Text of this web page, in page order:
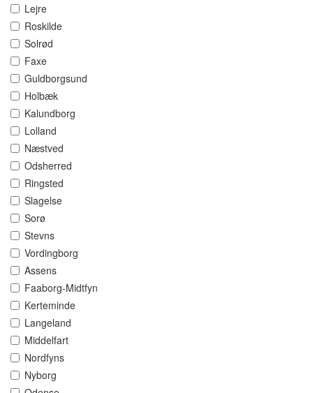
Lejre
Roskilde
Solrød
Faxe
Guldborgsund
Holbæk
Kalundborg
Lolland
Næstved
Odsherred
Ringsted
Slagelse
Sorø
Stevns
Vordingborg
Assens
Faaborg-Midtfyn
Kerteminde
Langeland
Middelfart
Nordfyns
Nyborg